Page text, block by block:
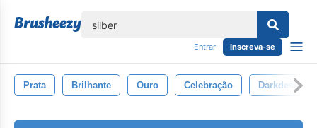
Entrar Inscreva-se
Prata Brilhante Ouro Celebração Darkdesign